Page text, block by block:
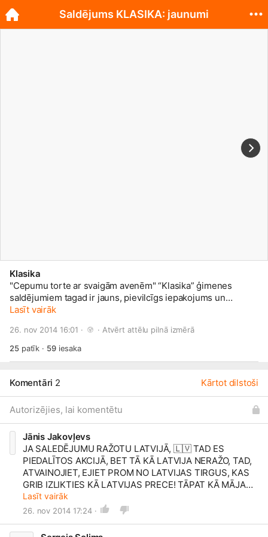
Klasika
"Cepumu torte ar svaigām avenēm" “Klasika” ģimenes
saldējumiem tagad ir jauns, pievilcīgs iepakojums un
dievīgas garšas! Tās atgādina labi zināmus un iecienītus
Lasīt vairāk
26. nov 2014 16:01 · · Atvērt attēlu pilnā izmērā
25patīk · 59iesaka
Komentāri 2 Kārtot dilstoši
Autorizējies, lai komentētu
Jānis Jakovļevs
JA SALEDĒJUMU RAŽOTU LATVIJĀ, 🇱🇻TAD ES
PIEDALĪTOS AKCIJĀ, BET TĀ KĀ LATVIJA NERAŽO, TAD,
ATVAINOJIET, EJIET PROM NO LATVIJAS TIRGUS, KAS
GRIB IZLIKTIES KĀ LATVIJAS PRECE! TĀPAT KĀ MĀJAS
SALDĒJUMI!!!
Lasīt vairāk
26. nov 2014 17:24 ·
Saldējums KLASIKA: jaunumi